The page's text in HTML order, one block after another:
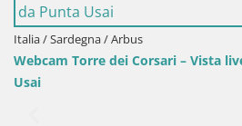
sulla spiaggia da Punta